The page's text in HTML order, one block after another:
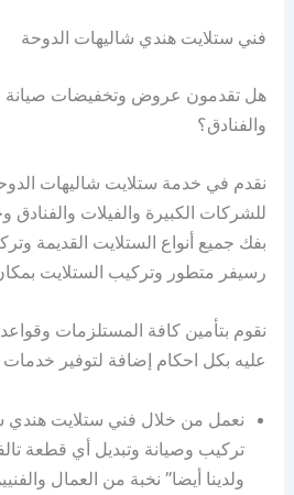
فني ستلايت هندي شاليهات الدوحة
هل تقدمون عروض وتخفيضات صيانة
والفنادق؟
نقدم في خدمة ستلايت شاليهات
للشركات الكبيرة والفيلات
بفك جميع أنواع الستلايت القديمة
رسيفر متطور وتركيب الستلايت
نقوم بتأمين كافة المستلزمات وقواعد
عليه بكل احكام إضافة لتوفير
نعمل من خلال فني ستلايت هندي
تركيب وصيانة وتبديل أي قطعة
ولدينا أيضا” نخبة من العمال